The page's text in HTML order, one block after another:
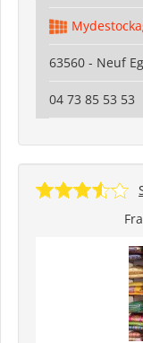
63560 - Neuf
04 73 85 53 53